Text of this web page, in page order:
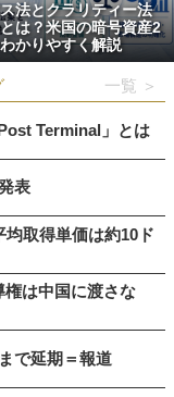
法とクラリティー法
は？米国の暗号資産2
かりやすく解説
一覧 ＞
Terminal」とは
表
取得単価は約10ド
権は中国に渡さな
で延期＝報道